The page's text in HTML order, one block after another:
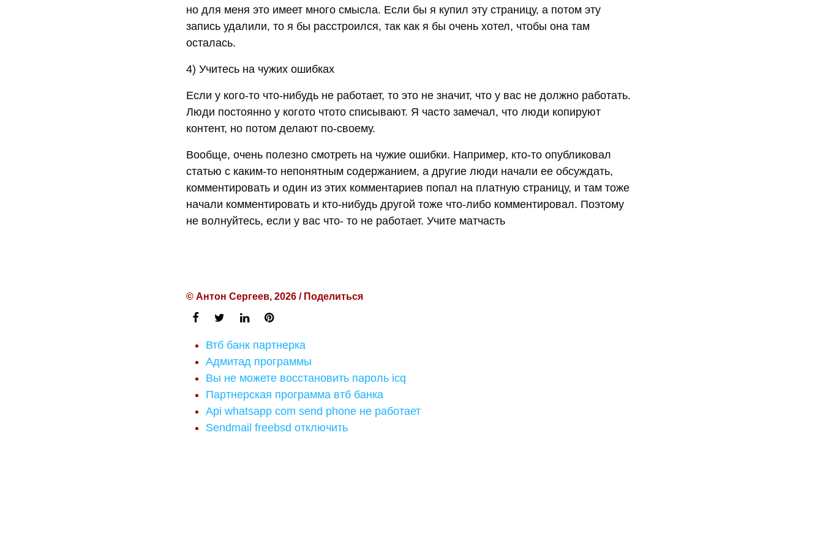
но для меня это имеет много смысла. Если бы я купил эту страницу, а потом эту
запись удалили, то я бы расстроился, так как я бы очень хотел, чтобы она там
осталась.
4) Учитесь на чужих ошибках
Если у кого-то что-нибудь не работает, то это не значит, что у вас не должно работать.
Люди постоянно у когото чтото списывают. Я часто замечал, что люди копируют
контент, но потом делают по-своему.
Вообще, очень полезно смотреть на чужие ошибки. Например, кто-то опубликовал
статью с каким-то непонятным содержанием, а другие люди начали ее обсуждать,
комментировать и один из этих комментариев попал на платную страницу, и там тоже
начали комментировать и кто-нибудь другой тоже что-либо комментировал. Поэтому
не волнуйтесь, если у вас что- то не работает. Учите матчасть
© Антон Сергеев, 2026 / Поделиться
Втб банк партнерка
Адмитад программы
Вы не можете восстановить пароль icq
Партнерская программа втб банка
Api whatsapp com send phone не работает
Sendmail freebsd отключить